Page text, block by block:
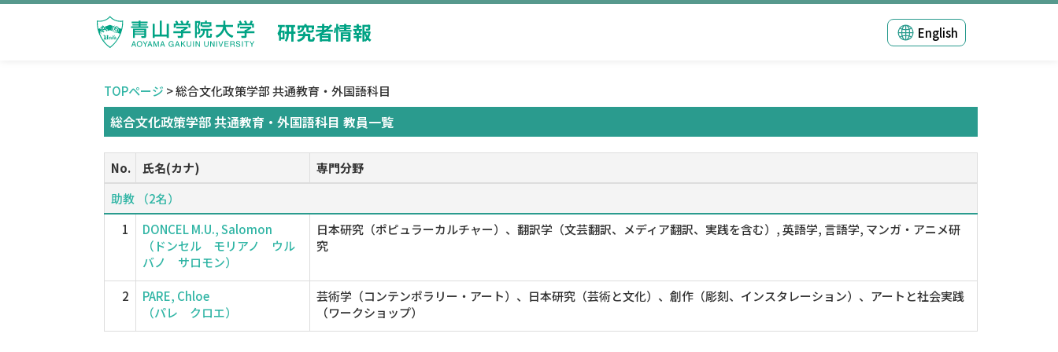
研究者情報 English
TOPページ > 総合文化政策学部 共通教育・外国語科目
総合文化政策学部 共通教育・外国語科目 教員一覧
No. 氏名(カナ)
専門分野
助教 （2名）
1
DONCEL M.U., Salomon
（ドンセル モリアノ ウル
バノ サロモン）
日本研究（ポピュラーカルチャー）、翻訳学（文芸翻訳、メディア翻訳、実践を含む）, 英語学, 言語学, マンガ・アニメ研
究
2
PARE, Chloe
（パレ クロエ）
芸術学（コンテンポラリー・アート）、日本研究（芸術と文化）、創作（彫刻、インスタレーション）、アートと社会実践
（ワークショップ）